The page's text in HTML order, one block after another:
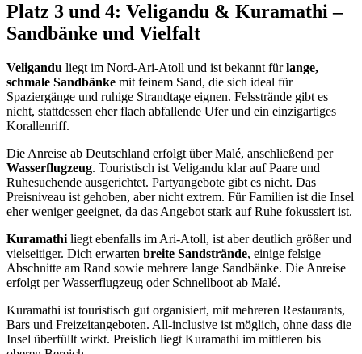
Platz 3 und 4: Veligandu & Kuramathi –
Sandbänke und Vielfalt
Veligandu liegt im Nord-Ari-Atoll und ist bekannt fürlange,
schmale Sandbänke mit feinem Sand, die sich ideal für
Spaziergänge und ruhige Strandtage eignen. Felsstrände gibt es
nicht, stattdessen eher flach abfallende Ufer und ein einzigartiges
Korallenriff.
Die Anreise ab Deutschland erfolgt über Malé, anschließend per
Wasserflugzeug. Touristisch ist Veligandu klar auf Paare und
Ruhesuchende ausgerichtet. Partyangebote gibt es nicht. Das
Preisniveau ist gehoben, aber nicht extrem. Für Familien ist die Insel
eher weniger geeignet, da das Angebot stark auf Ruhe fokussiert ist.
Kuramathi liegt ebenfalls im Ari-Atoll, ist aber deutlich größer und
vielseitiger. Dich erwarten breite Sandstrände, einige felsige
Abschnitte am Rand sowie mehrere lange Sandbänke. Die Anreise
erfolgt per Wasserflugzeug oder Schnellboot ab Malé.
Kuramathi ist touristisch gut organisiert, mit mehreren Restaurants,
Bars und Freizeitangeboten. All-inclusive ist möglich, ohne dass die
Insel überfüllt wirkt. Preislich liegt Kuramathi im mittleren bis